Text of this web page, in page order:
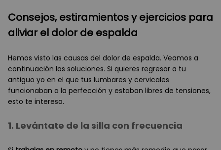
Consejos, estiramientos y ejercicios para
aliviar el dolor de espalda
Hemos visto las causas del dolor de espalda. Veamos a
continuación las soluciones. Si quieres regresar a tu
antiguo yo en el que tus lumbares y cervicales
funcionaban a la perfección y estaban libres de tensiones,
esto te interesa.
1. Levántate de la silla con frecuencia